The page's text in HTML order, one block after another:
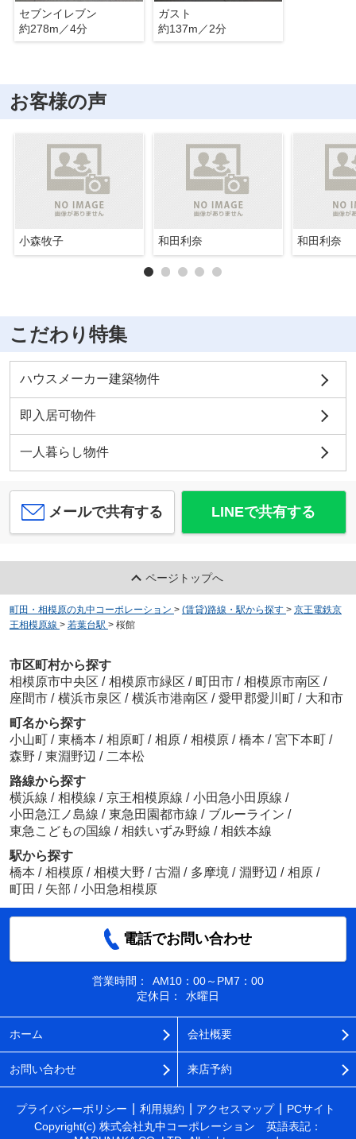
セブンイレブン
約278m／4分
ガスト
約137m／2分
お客様の声
小森牧子 和田利奈 和田利奈
こだわり特集
ハウスメーカー建築物件
即入居可物件
一人暮らし物件
メールで共有する LINEで共有する
ページトップへ
町田・相模原の丸中コーポレーション > (賃貸)路線・駅から探す > 京王電鉄京
王相模原線 > 若葉台駅 > 桜館
市区町村から探す
相模原市中央区 / 相模原市緑区 / 町田市 / 相模原市南区 /
座間市 / 横浜市泉区 / 横浜市港南区 / 愛甲郡愛川町 / 大和市
町名から探す
小山町 / 東橋本 / 相原町 / 相原 / 相模原 / 橋本 / 宮下本町 /
森野 / 東淵野辺 / 二本松
路線から探す
横浜線 / 相模線 / 京王相模原線 / 小田急小田原線 /
小田急江ノ島線 / 東急田園都市線 / ブルーライン /
東急こどもの国線 / 相鉄いずみ野線 / 相鉄本線
駅から探す
橋本 / 相模原 / 相模大野 / 古淵 / 多摩境 / 淵野辺 / 相原 /
町田 / 矢部 / 小田急相模原
電話でお問い合わせ
営業時間：
AM10：00～PM7：00
定休日：
水曜日
ホーム 会社概要
お問い合わせ 来店予約
プライバシーポリシー 利用規約 アクセスマップ
PCサイト
Copyright(c) 株式会社丸中コーポレーション 英語表記：